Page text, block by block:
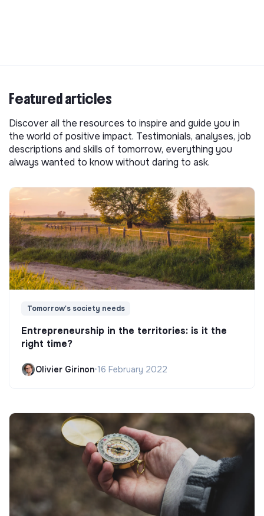
Featured articles
Discover all the resources to inspire and guide you in
the world of positive impact. Testimonials, analyses, job
descriptions and skills of tomorrow, everything you
always wanted to know without daring to ask.
Tomorrow's society needs
Entrepreneurship in the territories: is it the
right time?
Olivier Girinon•16 February 2022